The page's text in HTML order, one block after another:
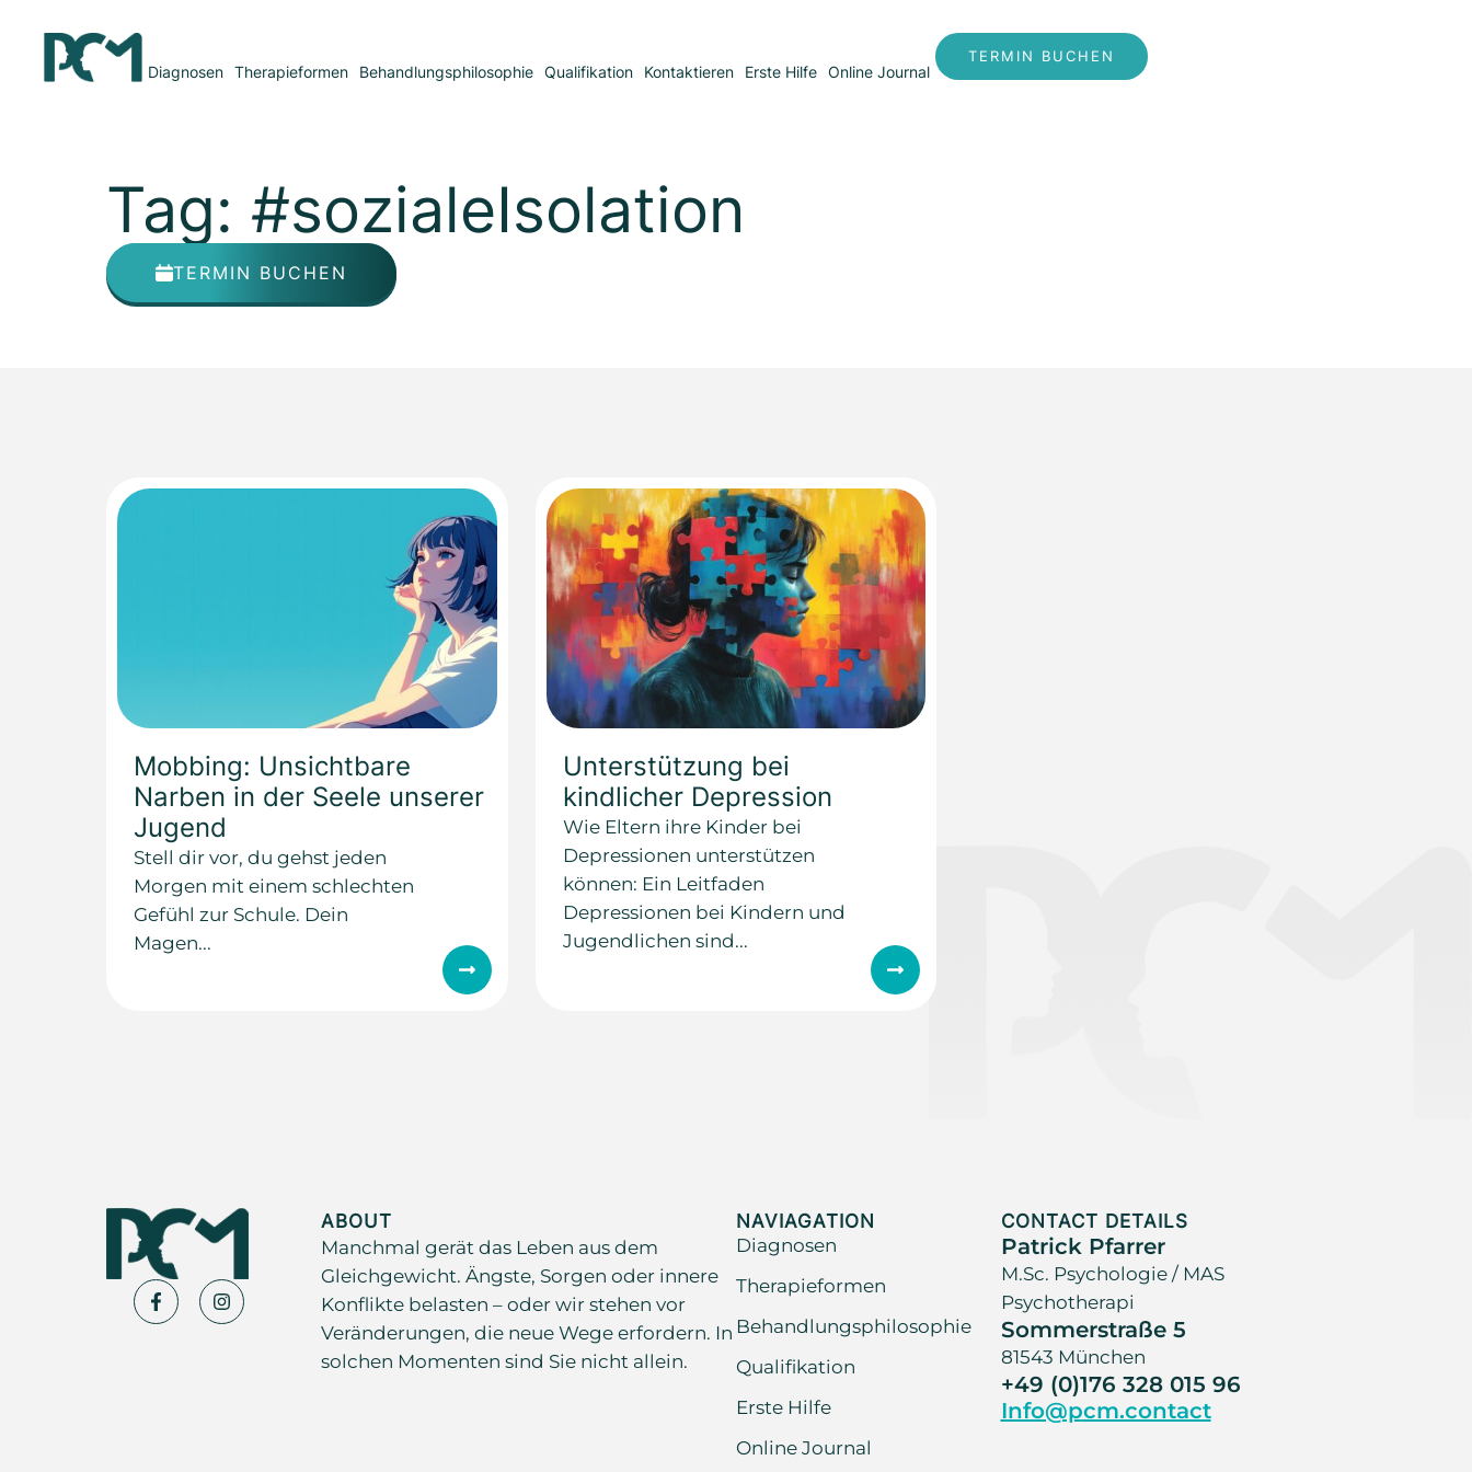
Diagnosen Therapieformen Behandlungsphilosophie Qualifikation Kontaktieren Erste Hilfe Online Journal
TERMIN BUCHEN
Tag: #sozialeIsolation
TERMIN BUCHEN
Mobbing: Unsichtbare
Narben in der Seele unserer
Jugend
Stell dir vor, du gehst jeden
Morgen mit einem schlechten
Gefühl zur Schule. Dein
Magen...
Unterstützung bei
kindlicher Depression
Wie Eltern ihre Kinder bei
Depressionen unterstützen
können: Ein Leitfaden
Depressionen bei Kindern und
Jugendlichen sind...
ABOUT
Manchmal gerät das Leben aus dem
Gleichgewicht. Ängste, Sorgen oder innere
Konflikte belasten – oder wir stehen vor
Veränderungen, die neue Wege erfordern. In
solchen Momenten sind Sie nicht allein.
NAVIAGATION
Diagnosen
Therapieformen
Behandlungsphilosophie
Qualifikation
Erste Hilfe
Online Journal
CONTACT DETAILS
Patrick Pfarrer
M.Sc. Psychologie / MAS
Psychotherapi
Sommerstraße 5
81543 München
+49 (0)176 328 015 96
Info@pcm.contact